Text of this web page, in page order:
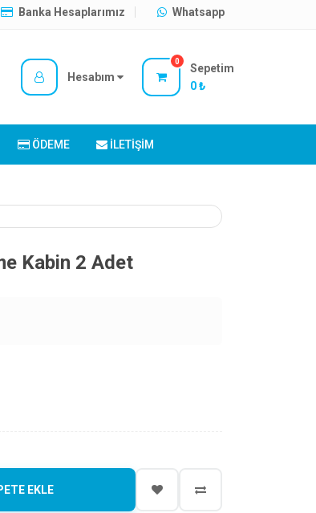
Banka Hesaplarımız Whatsapp
Hesabım
0
Sepetim
0 ₺
ÖDEME İLETIŞIM
Kabin 2 Adet
EKLE